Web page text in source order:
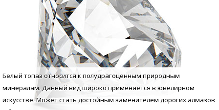
Белый топаз относится к полудрагоценным природным
минералам. Данный вид широко применяется в ювелирном
искусстве. Может стать достойным заменителем дорогих алмазов